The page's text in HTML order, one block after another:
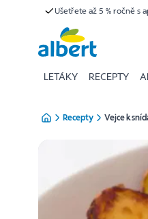
Ušetřete až 5 % ročně s
LETÁKY RECEPTY
Recepty Vejce k